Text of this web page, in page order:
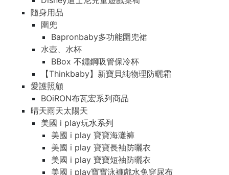
隨身用品
圍兜
Bapronbaby多功能圍兜裙
水壺、水杯
BBox 不鏽鋼吸管保冷杯
【Thinkbaby】新寶貝純物理防曬霜
愛護照顧
BOiRON布瓦宏系列商品
晴天雨天太陽天
美國 i play玩水系列
美國 i play 寶寶海灘褲
美國 i play 寶寶長袖防曬衣
美國 i play 寶寶短袖防曬衣
美國 i play寶寶泳褲戲水免穿尿布